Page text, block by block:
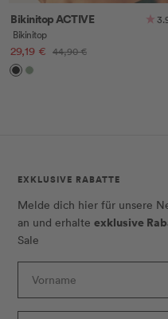
Bikinitop ACTIVE
Bikinitop
Angebotspreis
29,19 € Regulärer
44,90 €
BlackKhaki
EXKLUSIVE RABATTE
Melde dich hier für unsere
an und erhalte exklusive
Sale
Vorname